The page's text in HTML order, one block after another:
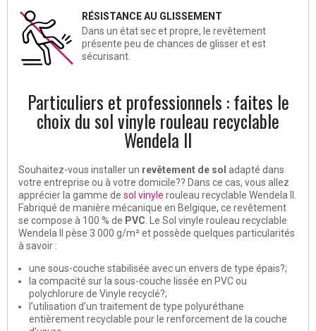
RÉSISTANCE AU GLISSEMENT
Dans un état sec et propre, le revêtement
présente peu de chances de glisser et est
sécurisant.
Particuliers et professionnels : faites le
choix du sol vinyle rouleau recyclable
Wendela II
Souhaitez-vous installer un revêtement de sol adapté dans
votre entreprise ou à votre domicile?? Dans ce cas, vous allez
apprécier la gamme de sol vinyle rouleau recyclable Wendela II
Fabriqué de manière mécanique en Belgique, ce revêtement
se compose à 100 % de PVC . Le Sol vinyle rouleau recyclable
Wendela II pèse 3 000 g/m² et possède quelques particularités
à savoir :
une sous-couche stabilisée avec un envers de type épais?;
la compacité sur la sous-couche lissée en PVC ou
polychlorure de Vinyle recyclé?;
l’utilisation d’un traitement de type polyuréthane
entièrement recyclable pour le renforcement de la couche